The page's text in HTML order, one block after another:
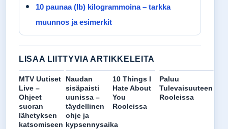
10 paunaa (lb) kilogrammoina – tarkka
muunnos ja esimerkit
LISAA LIITTYVIA ARTIKKELEITA
MTV Uutiset
Live –
Ohjeet
suoran
lähetyksen
katsomiseen
Naudan
sisäpaisti
uunissa –
täydellinen
ohje ja
kypsennysaika
10 Things I
Hate About
You
Rooleissa
Paluu
Tulevaisuuteen
Rooleissa